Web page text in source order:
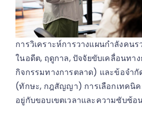
การวิเคราะห์การวางแผนกำลังคน
ในอดีต, ฤดูกาล, ปัจจัยขับเคลื่อนทา
กิจกรรมทางการตลาด) และข้อจำ
(ทักษะ, กฎสัญญา) การเลือกเทคนิ
อยู่กับขอบเขตเวลาและความซับซ้อ